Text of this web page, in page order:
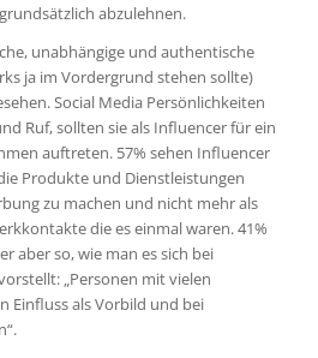
abzulehnen.
unabhängige und authentische
ja im Vordergrund stehen sollte)
Social Media Persönlichkeiten
Ruf, sollten sie als Influencer für ein
auftreten. 57% sehen Influencer
Produkte und Dienstleistungen
zu machen und nicht mehr als
die es einmal waren. 41%
aber so, wie man es sich bei
„Personen mit vielen
Einfluss als Vorbild und bei